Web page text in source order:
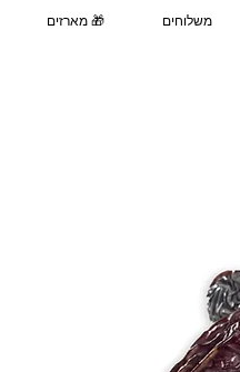
משלוחים 🎁 מארזים